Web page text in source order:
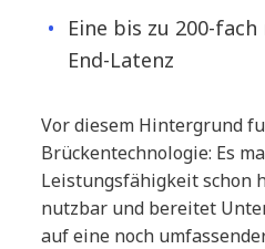
Eine bis zu 200-
End-Latenz
Vor diesem Hintergrund
Brückentechnologie: Es
Leistungsfähigkeit schon
nutzbar und bereitet
auf eine noch